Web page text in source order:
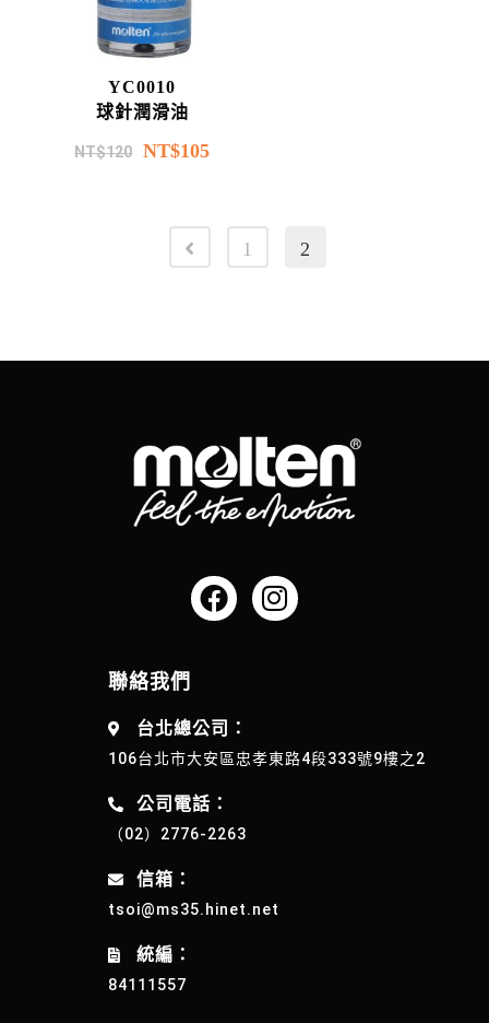
YC0010
球針潤滑油
NT$120 NT$105
1 2
聯絡我們
台北總公司：
106台北市大安區忠孝東路4段333號9樓之2
公司電話：
（02）2776-2263
信箱：
tsoi@ms35.hinet.net
統編：
84111557